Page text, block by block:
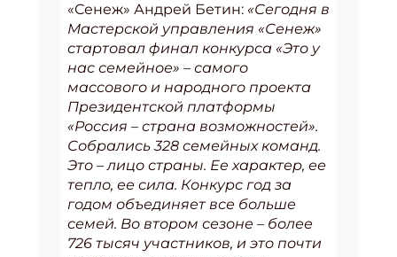
«Сенеж» Андрей Бетин: «Сегодня в
Мастерской управления «Сенеж»
стартовал финал конкурса «Это у
нас семейное» – самого
массового и народного проекта
Президентской платформы
«Россия – страна возможностей».
Собрались 328 семейных команд.
Это – лицо страны. Ее характер, ее
тепло, ее сила. Конкурс год за
годом объединяет все больше
семей. Во втором сезоне – более
726 тысяч участников, и это почти